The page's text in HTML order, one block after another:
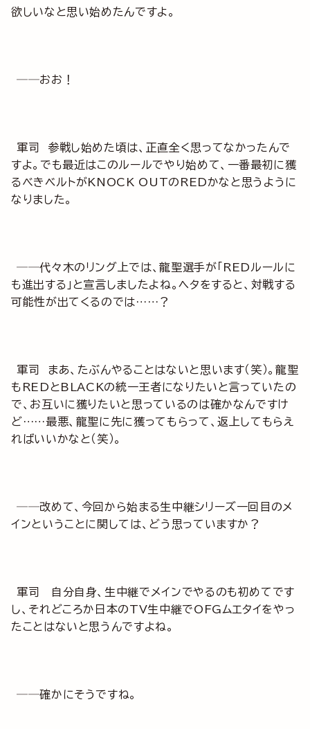
欲しいなと思い始めたんですよ。
──おお！
軍司 参戦し始めた頃は、正直全く思ってなかったんで
すよ。でも最近はこのルールでやり始めて、一番最初に獲
るべきベルトがKNOCK OUTのREDかなと思うように
なりました。
──代々木のリング上では、龍聖選手が「REDルールに
も進出する」と宣言しましたよね。ヘタをすると、対戦する
可能性が出てくるのでは……？
軍司 まあ、たぶんやることはないと思います（笑）。龍聖
もREDとBLACKの統一王者になりたいと言っていたの
で、お互いに獲りたいと思っているのは確かなんですけ
ど……最悪、龍聖に先に獲ってもらって、返上してもらえ
ればいいかなと（笑）。
──改めて、今回から始まる生中継シリーズ一回目のメ
インということに関しては、どう思っていますか？
軍司 自分自身、生中継でメインでやるのも初めてです
し、それどころか日本のTV生中継でOFGムエタイをやっ
たことはないと思うんですよね。
──確かにそうですね。